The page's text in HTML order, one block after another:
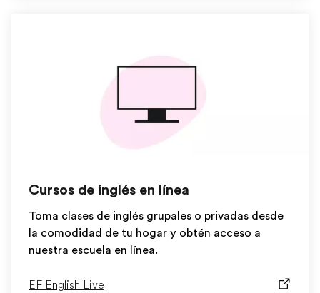
Cursos de inglés en línea
Toma clases de inglés grupales o privadas desde
la comodidad de tu hogar y obtén acceso a
nuestra escuela en línea.
EF English Live